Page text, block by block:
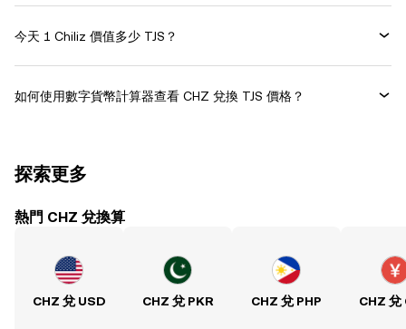
今天 1 Chiliz 價值多少 TJS？
如何使用數字貨幣計算器查看 CHZ 兌換 TJS 價格？
探索更多
熱門 CHZ 兌換算
CHZ 兌 USD CHZ 兌 PKR CHZ 兌 PHP CHZ 兌